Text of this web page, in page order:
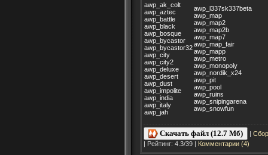
awp_ak_colt
awp_aztec
awp_battle
awp_black
awp_bosque
awp_bycastor
awp_bycastor32
awp_city
awp_city2
awp_deluxe
awp_desert
awp_dust
awp_impolite
awp_india
awp_italy
awp_jah
awp_l337sk337beta
awp_map
awp_map2
awp_map2b
awp_map7
awp_map_fair
awp_mapp
awp_metro
awp_monopoly
awp_nordik_x24
awp_pit
awp_pool
awp_ruins
awp_snipingarena
awp_snowfun
Скачать файл (12.7 Мб) |
| Рейтинг: 4.3/39 | Комментарии (4)